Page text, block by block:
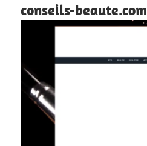
conseils-beaute.com